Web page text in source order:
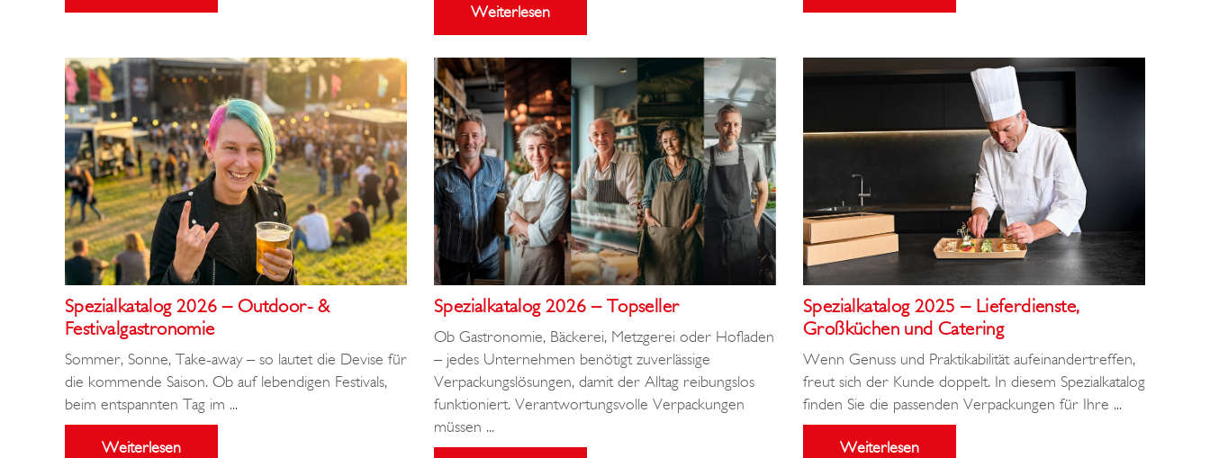
Weiterlesen
Spezialkatalog 2026 – Outdoor- &
Festivalgastronomie
Sommer, Sonne, Take-away – so lautet die Devise für
die kommende Saison. Ob auf lebendigen Festivals,
beim entspannten Tag im ...
Weiterlesen
Spezialkatalog 2026 – Topseller
Ob Gastronomie, Bäckerei, Metzgerei oder Hofladen
– jedes Unternehmen benötigt zuverlässige
Verpackungslösungen, damit der Alltag reibungslos
funktioniert. Verantwortungsvolle Verpackungen
müssen ...
Spezialkatalog 2025 – Lieferdienste,
Großküchen und Catering
Wenn Genuss und Praktikabilität aufeinandertreffen,
freut sich der Kunde doppelt. In diesem Spezialkatalog
finden Sie die passenden Verpackungen für Ihre ...
Weiterlesen